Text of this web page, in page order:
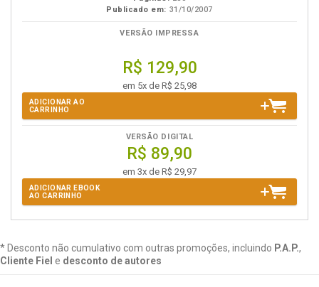
Publicado em: 31/10/2007
VERSÃO IMPRESSA
R$ 129,90
em 5x de R$ 25,98
ADICIONAR AO
CARRINHO
VERSÃO DIGITAL
R$ 89,90
em 3x de R$ 29,97
ADICIONAR EBOOK
AO CARRINHO
* Desconto não cumulativo com outras promoções, incluindo P.A.P.,
Cliente Fiel e desconto de autores